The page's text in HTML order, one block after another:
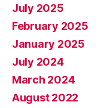
July 2025
February 2025
January 2025
July 2024
March 2024
August 2022